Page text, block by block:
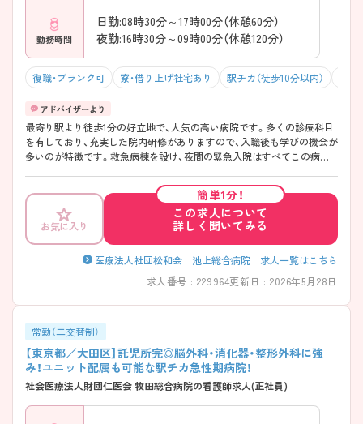
勤務時間
日勤:08時30分～17時00分（休憩60分）
夜勤:16時30分～09時00分（休憩120分）
復職・ブランク可 寮・借り上げ社宅あり 駅チカ（徒歩10分以内）
最寄り駅より徒歩1分の好立地で、人気の高い病院です。多くの診療科目
を有しており、充実した院内研修がありますので、入職後も学びの機会が
多いのが特徴です。救急病棟を設け、夜間の緊急入院はすべてこの病棟
棟にヘルパーを4～5名配置。看護業務に専念できる環境です。ご興味の
ある方には、面接対策ポイントなど、さらに詳細をお話しいたしますの
で、お気軽にご相談ください
お気に入り
簡単1分！
この求人について
詳しく聞いてみる
医療法人社団松和会 池上総合病院 求人一覧はこちら
求人番号 : 229964更新日 : 2026年5月28日
常勤（二交替制）
【東京都／大田区】託児所完◎脳外科・消化器・整形外科に強
み！ユニット配属も可能な駅チカ急性期病院！
社会医療法人財団仁医会 牧田総合病院の看護師求人(正社員)